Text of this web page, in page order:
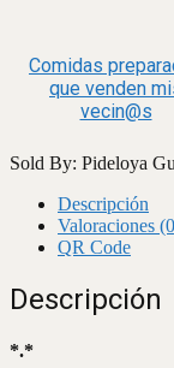
Comidas
que venden
vecin@s
Sold By: Pideloya
Descripción
Valoraciones
QR Code
Descripción
*.*